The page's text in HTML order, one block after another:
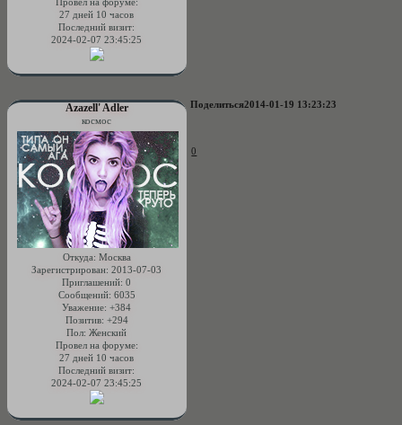
Провел на форуме:
27 дней 10 часов
Последний визит:
2024-02-07 23:45:25
Поделиться2014-01-19 13:23:23
Azazell' Adler
космос
Откуда: Москва
Зарегистрирован: 2013-07-03
Приглашений: 0
Сообщений: 6035
Уважение: +384
Позитив: +294
Пол: Женский
Провел на форуме:
27 дней 10 часов
Последний визит:
2024-02-07 23:45:25
0